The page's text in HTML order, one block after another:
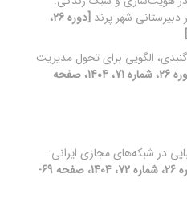
شهر پرند
[دوره 26،
الگویی برای تحول مدیریت
[دوره 26، شماره 71، 1404، صفحه
در شبکه‌های مجازی ایرانی:
[دوره 26، شماره 72، 1404، صفحه 69-